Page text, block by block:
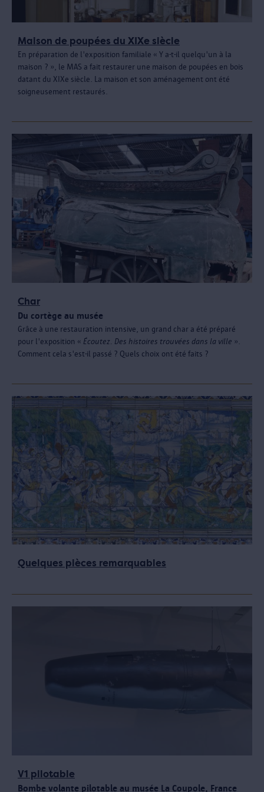
Maison de poupées du XIXe siècle
En préparation de l'exposition familiale « Y a-t-il quelqu'un à la
maison ? », le MAS a fait restaurer une maison de poupées en bois
datant du XIXe siècle. La maison et son aménagement ont été
soigneusement restaurés.
Char
Du cortège au musée
Grâce à une restauration intensive, un grand char a été préparé
pour l'exposition « Écoutez. Des histoires trouvées dans la ville ».
Comment cela s'est-il passé ? Quels choix ont été faits ?
Quelques pièces remarquables
V1 pilotable
Bombe volante pilotable au musée La Coupole, France